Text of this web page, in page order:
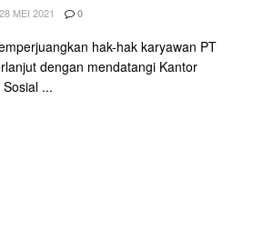
MEI 2021 0
hak-hak karyawan PT
dengan mendatangi Kantor
...